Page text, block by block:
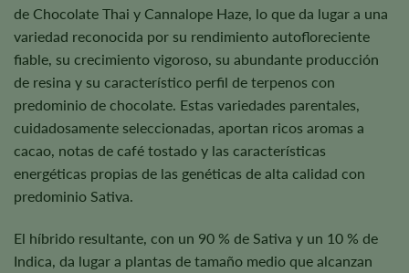
de Chocolate Thai y Cannalope Haze, lo que da lugar a una
variedad reconocida por su rendimiento autofloreciente
fiable, su crecimiento vigoroso, su abundante producción
de resina y su característico perfil de terpenos con
predominio de chocolate. Estas variedades parentales,
cuidadosamente seleccionadas, aportan ricos aromas a
cacao, notas de café tostado y las características
energéticas propias de las genéticas de alta calidad con
predominio Sativa.
El híbrido resultante, con un 90 % de Sativa y un 10 % de
Indica, da lugar a plantas de tamaño medio que alcanzan